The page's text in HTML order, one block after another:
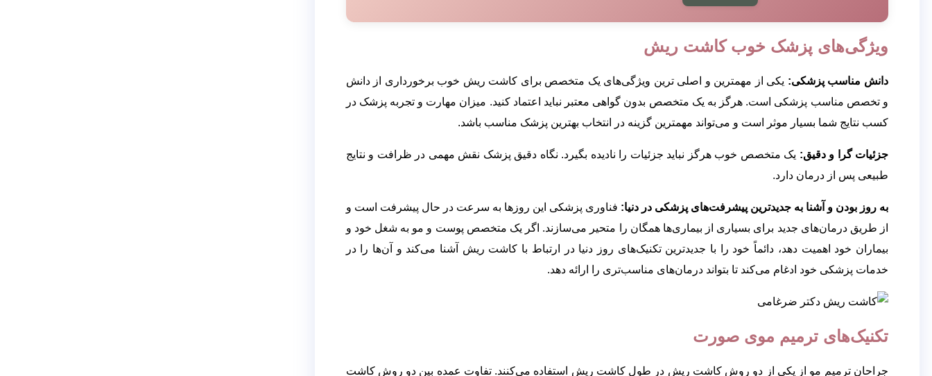
ویژگی‌های پزشک خوب کاشت ریش
دانش مناسب پزشکی: یکی از مهمترین و اصلی ترین ویژگی‌های یک متخصص برای کاشت ریش خوب برخورداری از دانش
و تخصص مناسب پزشکی است. هرگز به یک متخصص بدون گواهی معتبر نباید اعتماد کنید. میزان مهارت و تجربه پزشک در
کسب نتایج شما بسیار موثر است و می‌تواند مهمترین گزینه در انتخاب بهترین پزشک مناسب باشد.
جزئیات گرا و دقیق: یک متخصص خوب هرگز نباید جزئیات را نادیده بگیرد. نگاه دقیق پزشک نقش مهمی در ظرافت و نتایج
طبیعی پس از درمان دارد.
به روز بودن و آشنا به جدیدترین پیشرفت‌‌های پزشکی در دنیا: فناوری پزشکی این روزها به سرعت در حال پیشرفت است و
از طریق درمان‌های جدید برای بسیاری از بیماری‌ها همگان را متحیر می‌سازند. اگر یک متخصص پوست و مو به شغل خود و
بیماران خود اهمیت دهد، دائماً خود را با جدیدترین تکنیک‌های روز دنیا در ارتباط با کاشت ریش آشنا می‌کند و آن‌ها را در
خدمات پزشکی خود ادغام می‌کند تا بتواند درمان‌های مناسب‌تری را ارائه دهد.
تکنیک‌های ترمیم موی صورت
جراحان ترمیم مو از یکی از دو روش کاشت ریش در طول کاشت ریش استفاده می‌کنند. تفاوت عمده بین دو روش کاشت